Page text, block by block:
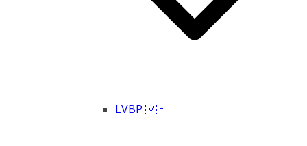
LVBP 🇻🇪